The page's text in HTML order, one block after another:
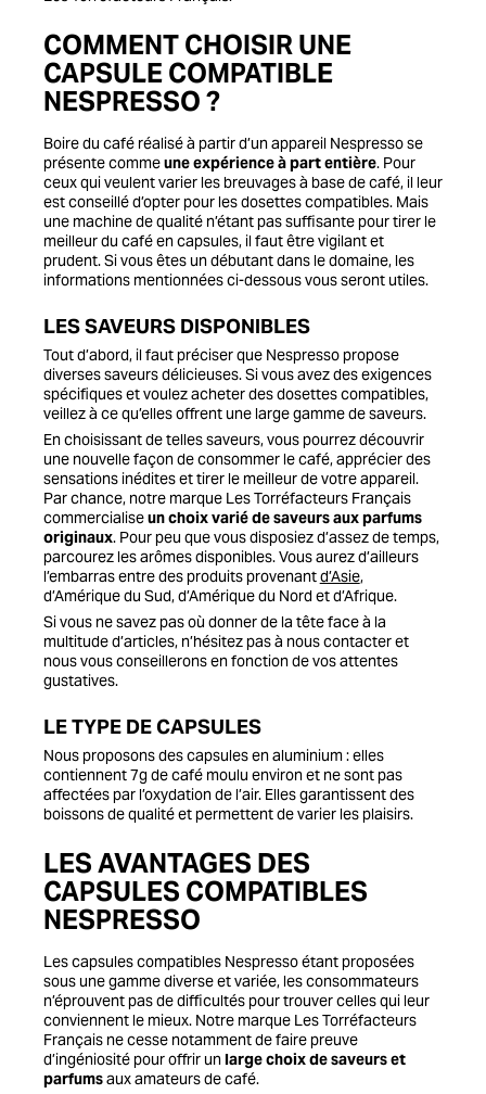
COMMENT CHOISIR UNE
CAPSULE COMPATIBLE
NESPRESSO ?
Boire du café réalisé à partir d’un appareil Nespresso se
présente commeune expérience à part entière. Pour
ceux qui veulent varier les breuvages à base de café, il leur
est conseillé d’opter pour les dosettes compatibles. Mais
une machine de qualité n’étant pas suffisante pour tirer le
meilleur du café en capsules, il faut être vigilant et
prudent. Si vous êtes un débutant dans le domaine, les
informations mentionnées ci-dessous vous seront utiles.
LES SAVEURS DISPONIBLES
Tout d’abord, il faut préciser que Nespresso propose
diverses saveurs délicieuses. Si vous avez des exigences
spécifiques et voulez acheter des dosettes compatibles,
veillez à ce qu’elles offrent une large gamme de saveurs.
En choisissant de telles saveurs, vous pourrez découvrir
une nouvelle façon de consommer le café, apprécier des
sensations inédites et tirer le meilleur de votre appareil.
Par chance, notre marque Les Torréfacteurs Français
commercialiseun choix varié de saveurs aux parfums
originaux. Pour peu que vous disposiez d’assez de temps,
parcourez les arômes disponibles. Vous aurez d’ailleurs
l’embarras entre des produits provenantd’Asie,
d’Amérique du Sud, d’Amérique du Nord et d’Afrique.
Si vous ne savez pas où donner de la tête face à la
multitude d’articles, n’hésitez pas à nous contacter et
nous vous conseillerons en fonction de vos attentes
gustatives.
LE TYPE DE CAPSULES
Nous proposons des capsules en aluminium : elles
contiennent 7g de café moulu environ et ne sont pas
affectées par l’oxydation de l’air. Elles garantissent des
boissons de qualité et permettent de varier les plaisirs.
LES AVANTAGES DES
CAPSULES COMPATIBLES
NESPRESSO
Les capsules compatibles Nespresso étant proposées
sous une gamme diverse et variée, les consommateurs
n’éprouvent pas de difficultés pour trouver celles qui leur
conviennent le mieux. Notre marque Les Torréfacteurs
Français ne cesse notamment de faire preuve
d’ingéniosité pour offrir unlarge choix de saveurs et
parfumsaux amateurs de café.